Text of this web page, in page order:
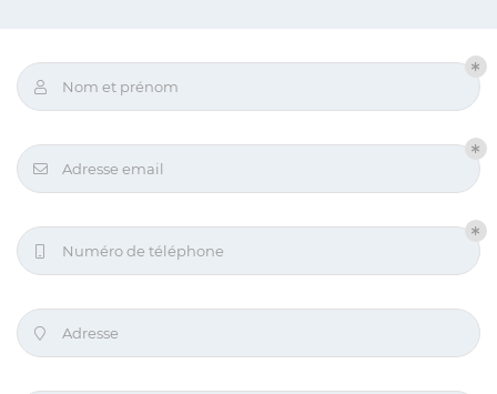
 Adresse email de réception
Code Captcha
Rafraîchir le captcha
 Nom et prénom
 Adresse email
Numéro de téléphone
 Adresse